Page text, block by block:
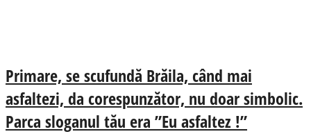
Primare, se scufundă Brăila, când mai
asfaltezi, da corespunzător, nu doar simbolic.
Parca sloganul tău era ”Eu asfaltez !”